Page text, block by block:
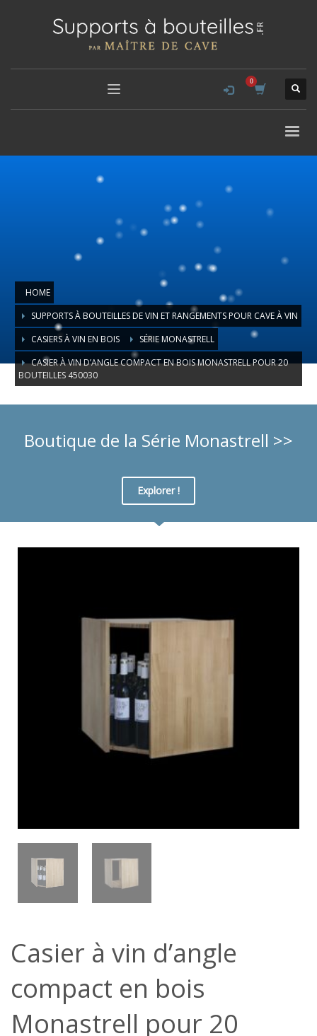
HOME
SUPPORTS À BOUTEILLES DE VIN ET RANGEMENTS POUR CAVE À VIN
CASIERS À VIN EN BOIS
SÉRIE MONASTRELL
CASIER À VIN D’ANGLE COMPACT EN BOIS MONASTRELL POUR 20
BOUTEILLES 450030
Boutique de la Série Monastrell >>
Explorer !
Casier à vin d’angle
compact en bois
Monastrell pour 20